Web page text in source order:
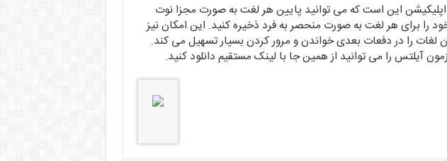
این است که می توانید پایین هر لغت به صورت مجزا نوت
را برای هر لغت به صورت منحصر به فرد ذخیره کنید. این امکان نیز
لغات را در دفعات بعدی خواندن و مرور کردن بسیار تسهیل می کند.